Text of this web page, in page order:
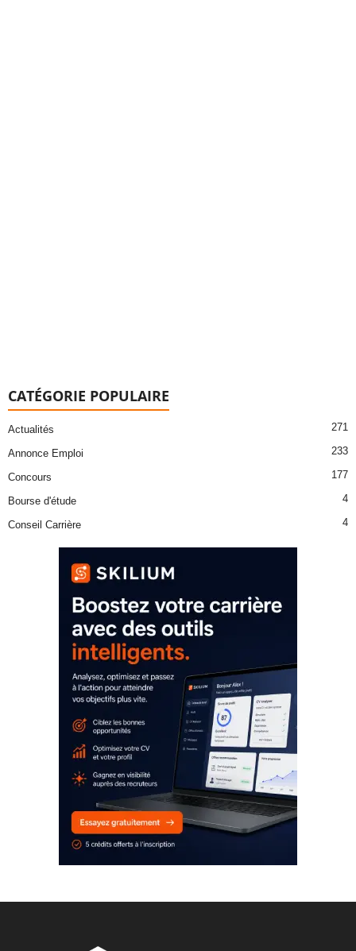
CATÉGORIE POPULAIRE
Actualités 271
Annonce Emploi 233
Concours 177
Bourse d'étude 4
Conseil Carrière 4